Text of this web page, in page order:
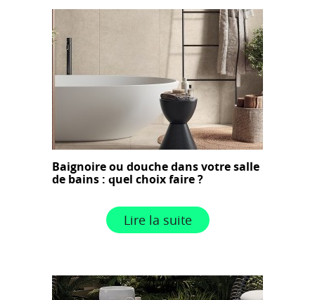
Baignoire ou douche dans votre salle
de bains : quel choix faire ?
Lire la suite